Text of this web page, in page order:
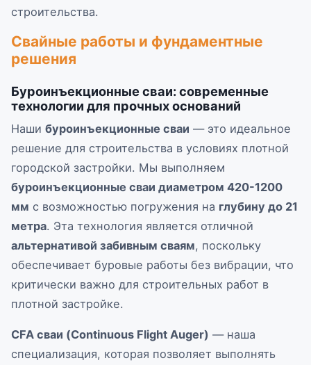
строительства.
Свайные работы и фундаментные
решения
Буроинъекционные сваи: современные
технологии для прочных оснований
Наши буроинъекционные сваи — это идеальное
решение для строительства в условиях плотной
городской застройки. Мы выполняем
буроинъекционные сваи диаметром 420-1200
мм с возможностью погружения на глубину до 21
метра. Эта технология является отличной
альтернативой забивным сваям, поскольку
обеспечивает буровые работы без вибрации, что
критически важно для строительных работ в
плотной застройке.
CFA сваи (Continuous Flight Auger) — наша
специализация, которая позволяет выполнять